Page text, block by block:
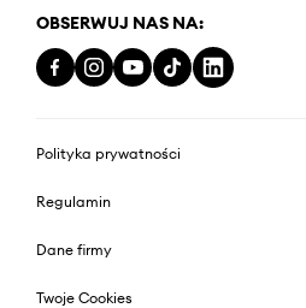
OBSERWUJ NAS NA:
Polityka prywatności
Regulamin
Dane firmy
Twoje Cookies